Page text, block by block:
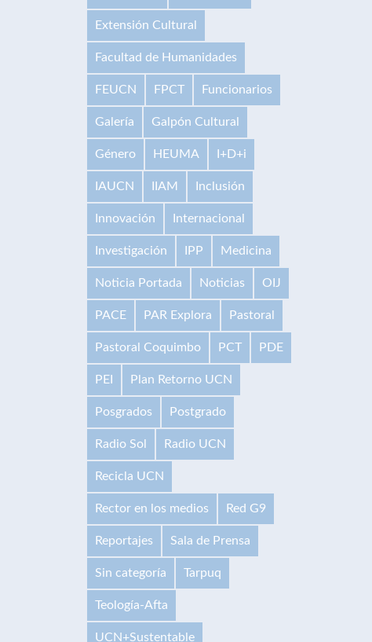
Extensión Cultural
Facultad de Humanidades
FEUCN FPCT Funcionarios
Galería Galpón Cultural
Género HEUMA I+D+i
IAUCN IIAM Inclusión
Innovación Internacional
Investigación IPP Medicina
Noticia Portada Noticias OIJ
PACE PAR Explora Pastoral
Pastoral Coquimbo PCT PDE
PEI Plan Retorno UCN
Posgrados Postgrado
Radio Sol Radio UCN
Recicla UCN
Rector en los medios Red G9
Reportajes Sala de Prensa
Sin categoría Tarpuq
Teología-Afta
UCN+Sustentable